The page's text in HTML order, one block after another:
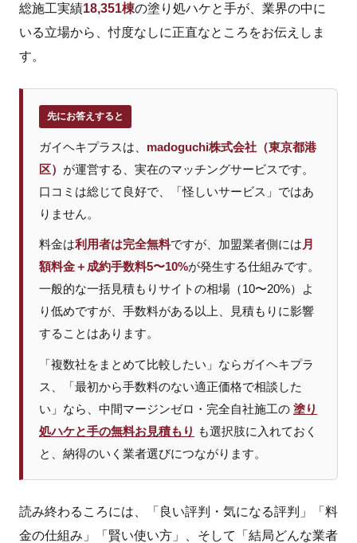
総施工実績18,351棟の塗り処ハケと手が、業界の中に
いる立場から、忖度なしに正直なところをお伝えしま
す。
先にお答えすると
ガイヘキプラスは、 madoguchi株式会社（東京都港
区） が運営する、実在のマッチングサービスです。
口コミは総じて良好で、「怪しいサービス」ではあ
りません。
料金は利用者は完全無料ですが、加盟業者側には 月
額料金＋成約手数料5〜10%が発生する仕組みです。
一般的な一括見積もりサイトの相場（10〜20%）よ
り低めですが、手数料がある以上、見積もりに影響
することはあります。
「複数社をまとめて比較したい」ならガイヘキプラ
ス、「最初から手数料のない適正価格で相談した
い」なら、中間マージンゼロ・完全自社施工の 塗り
処ハケと手の無料お見積もり も選択肢に入れておく
と、納得のいく業者選びにつながります。
読み終わるころには、「良い評判・気になる評判」「料
金の仕組み」「賢い使い方」、そして「結局どんな業者